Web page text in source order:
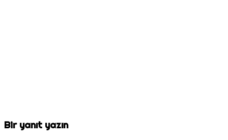
Bir yanıt yazın